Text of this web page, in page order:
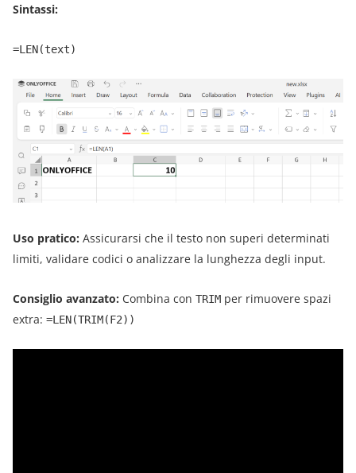
Sintassi:
=LEN(text)
Uso pratico: Assicurarsi che il testo non superi determinati
limiti, validare codici o analizzare la lunghezza degli input.
Consiglio avanzato: Combina con TRIM per rimuovere spazi
extra: =LEN(TRIM(F2))